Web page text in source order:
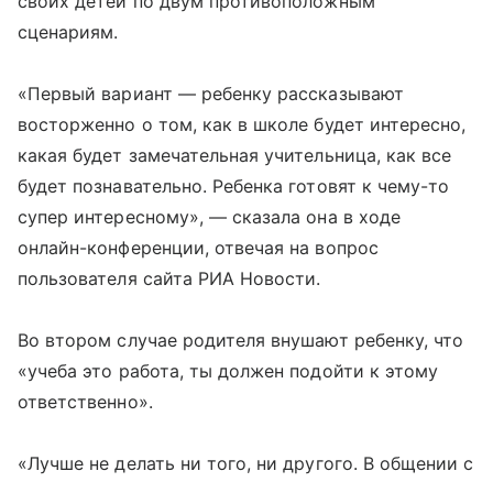
сценариям.
«Первый вариант — ребенку рассказывают
восторженно о том, как в школе будет интересно,
какая будет замечательная учительница, как все
будет познавательно. Ребенка готовят к чему-то
супер интересному», — сказала она в ходе
онлайн-конференции, отвечая на вопрос
пользователя сайта РИА Новости.
Во втором случае родителя внушают ребенку, что
«учеба это работа, ты должен подойти к этому
ответственно».
«Лучше не делать ни того, ни другого. В общении с